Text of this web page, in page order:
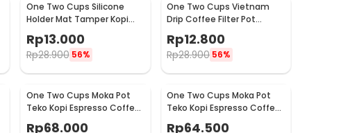
One Two Cups Silicone
Holder Mat Tamper Kopi
Espresso Barista - 0310
Rp13.000
Rp28.900 56%
One Two Cups Vietnam
Drip Coffee Filter Pot
Saringan Kopi 124ml 7Q -
LC1
Rp12.800
Rp28.900 56%
One Two Cups Moka Pot
Teko Kopi Espresso Coffee
Maker Stovetop 4 Cup
Rp68.000
One Two Cups Moka Pot
Teko Kopi Espresso Coffee
Maker Stovetop 2 Cup
Rp64.500